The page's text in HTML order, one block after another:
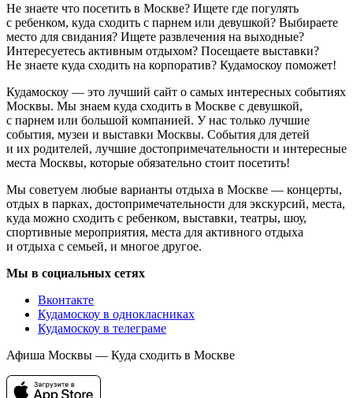
Не знаете что посетить в Москве? Ищете где погулять
с ребенком, куда сходить с парнем или девушкой? Выбираете
место для свидания? Ищете развлечения на выходные?
Интересуетесь активным отдыхом? Посещаете выставки?
Не знаете куда сходить на корпоратив? Кудамоскоу поможет!
Кудамоскоу — это лучший сайт о самых интересных событиях
Москвы. Мы знаем куда сходить в Москве с девушкой,
с парнем или большой компанией. У нас только лучшие
события, музеи и выставки Москвы. События для детей
и их родителей, лучшие достопримечательности и интересные
места Москвы, которые обязательно стоит посетить!
Мы советуем любые варианты отдыха в Москве — концерты,
отдых в парках, достопримечательности для экскурсий, места,
куда можно сходить с ребенком, выставки, театры, шоу,
спортивные мероприятия, места для активного отдыха
и отдыха с семьей, и многое другое.
Мы в социальных сетях
Вконтакте
Кудамоскоу в однокласниках
Кудамоскоу в телеграме
Афиша Москвы — Куда сходить в Москве